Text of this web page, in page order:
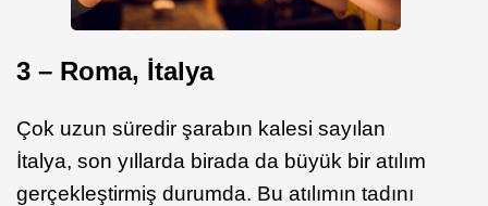
3 – Roma, İtalya
Çok uzun süredir şarabın kalesi sayılan
İtalya, son yıllarda birada da büyük bir atılım
gerçekleştirmiş durumda. Bu atılımın tadını